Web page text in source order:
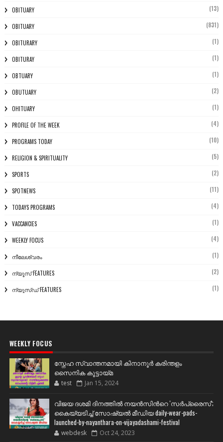
OBITUARY (13)
OBITUARY (831)
OBITURARY (1)
OBITURAY (1)
OBTUARY (1)
OBUTUARY (2)
OHITUARY (1)
PROFILE OF THE WEEK (4)
PROGRAMS TODAY (10)
RELIGION & SPIRITUALITY (5)
SPORTS (2)
SPOTNEWS (11)
TODAYS PROGRAMS (4)
VACCANCIES (1)
WEEKLY FOCUS (4)
നീലേശ്വരം (1)
ന്യൂസ് FEATURES (2)
ന്യൂസ്ഡ് FEATURES (1)
WEEKLY FOCUS
സ്നേഹ സ്വാന്തനമായി കിനാനൂർ കരിന്തളം
സൈനിക കൂട്ടായ്മ
test Jan 15, 2024
വിജയ ദശമി ദിനത്തില്‍ നയന്‍സിന്‍റെ 'സര്‍പ്രൈസ്';
കൈയ്യടിച്ച് സോഷ്യല്‍ മീഡിയ daily-wear-pads-
launched-by-nayanthara-on-vijayadashami-festival
webdesk Oct 24, 2023